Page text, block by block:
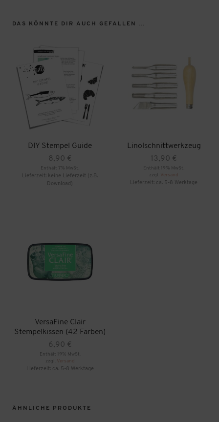
DAS KÖNNTE DIR AUCH GEFALLEN …
DIY Stempel Guide
8,90 €
Enthält 7% MwSt.
Lieferzeit: keine Lieferzeit (z.B.
Download)
Linolschnittwerkzeug
13,90 €
Enthält 19% MwSt.
zzgl. Versand
Lieferzeit: ca. 5-8 Werktage
VersaFine Clair
Stempelkissen (42 Farben)
6,90 €
Enthält 19% MwSt.
zzgl. Versand
Lieferzeit: ca. 5-8 Werktage
mehrere
ÄHNLICHE PRODUKTE